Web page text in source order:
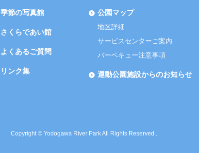
季節の写真館
さくらであい館
よくあるご質問
リンク集
公園マップ
地区詳細
サービスセンターご案内
バーベキュー注意事項
運動公園施設からのお知らせ
Copyright © Yodogawa River Park All Rights Reserved..